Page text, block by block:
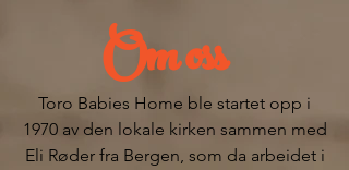
Om oss
Toro Babies Home ble startet opp i
1970 av den lokale kirken sammen med
Eli Røder fra Bergen, som da arbeidet i